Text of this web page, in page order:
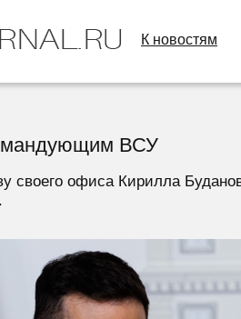
К новостям
ВСУ
своего офиса Кирилла